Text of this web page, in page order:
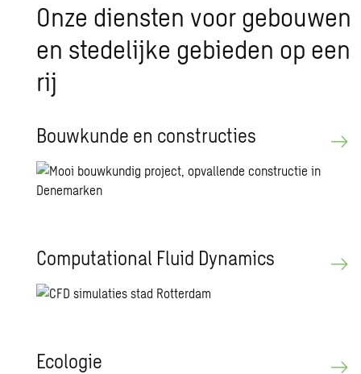
Onze dien­sten voor ge­bou­wen
en ste­de­lij­ke ge­bie­den op een
rij
Bouw­kun­de en con­struc­ties
Com­puta­ti­o­nal Fluid Dy­na­mics
Eco­lo­gie